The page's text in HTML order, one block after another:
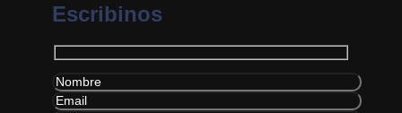
Escribinos